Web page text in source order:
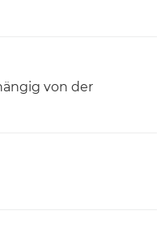
von der